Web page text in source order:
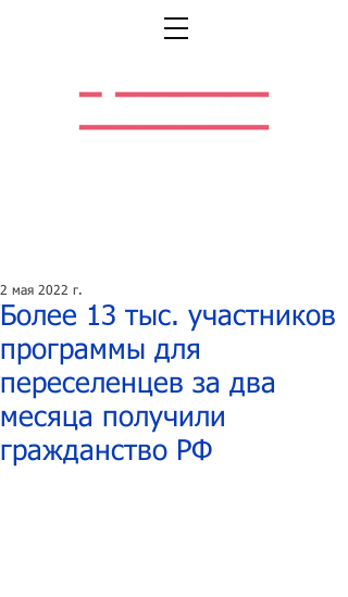
Более 13 тыс. участников
программы для
переселенцев за два
месяца получили
гражданство РФ
2 мая 2022 г.